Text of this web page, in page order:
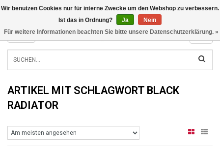
INFO@RADIATORS.SHOP
MENU
ARTIKEL MIT SCHLAGWORT BLACK
RADIATOR
Wir benutzen Cookies nur für interne Zwecke um den Webshop zu verbessern.
Ist das in Ordnung?
Ja
Nein
Für weitere Informationen beachten Sie bitte unsere Datenschutzerklärung. »